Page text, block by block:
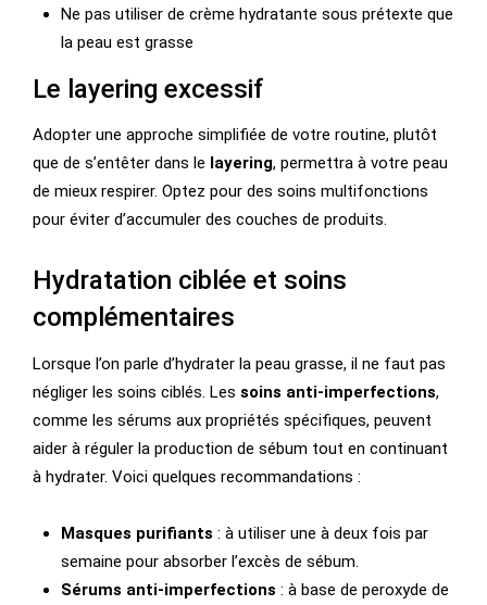
Ne pas utiliser de crème hydratante sous prétexte que
la peau est grasse
Le layering excessif
Adopter une approche simplifiée de votre routine, plutôt
que de s’entêter dans le layering, permettra à votre peau
de mieux respirer. Optez pour des soins multifonctions
pour éviter d’accumuler des couches de produits.
Hydratation ciblée et soins
complémentaires
Lorsque l’on parle d’hydrater la peau grasse, il ne faut pas
négliger les soins ciblés. Les soins anti-imperfections,
comme les sérums aux propriétés spécifiques, peuvent
aider à réguler la production de sébum tout en continuant
à hydrater. Voici quelques recommandations :
Masques purifiants : à utiliser une à deux fois par
semaine pour absorber l’excès de sébum.
Sérums anti-imperfections : à base de peroxyde de